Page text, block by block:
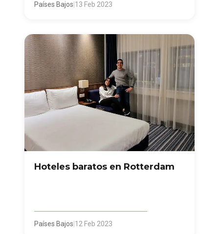
Países Bajos 13 Feb 2023
Hoteles baratos en Rotterdam
Países Bajos 12 Feb 2023